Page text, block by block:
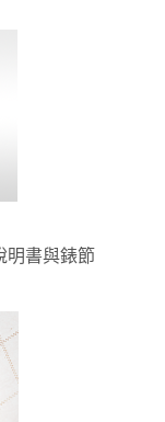
明書與錶節